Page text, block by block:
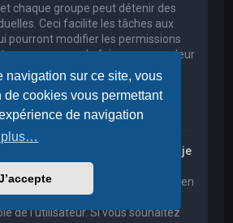
navigation sur ce site, vous
de cookies vous permettant
de navigation
plus…
chaque groupe peut détenir des
Ceci facilite les tâches aux
pourront modifier les permissions
en une seule fois, ou encore leur
de modération, ou bien leur
forum privé.
d’utilisateurs et comment puis-je
tous les groupes d’utilisateurs en
Groupes d’utilisateurs » depuis le
de l’utilisateur. Si vous souhaitez